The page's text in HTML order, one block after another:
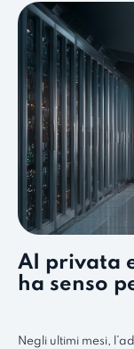
AI privata
ha senso
Negli ultimi mesi,